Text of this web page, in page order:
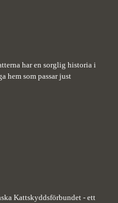
har en sorglig historia i
hem som passar just
Kattskyddsförbundet - ett